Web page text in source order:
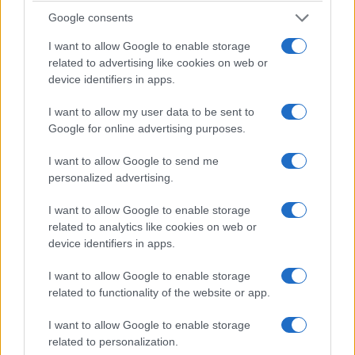
Google consents
I want to allow Google to enable storage
related to advertising like cookies on web or
device identifiers in apps.
I want to allow my user data to be sent to
Google for online advertising purposes.
I want to allow Google to send me
personalized advertising.
I want to allow Google to enable storage
related to analytics like cookies on web or
device identifiers in apps.
I want to allow Google to enable storage
related to functionality of the website or app.
I want to allow Google to enable storage
related to personalization.
Forse è proprio questa l’occasione che resta
ancora da cogliere.Fare della Corte non un
ostacolo all’amministrazione, ma una
moderna infrastruttura della buona
amministrazione: più veloce nei giudizi, più forte
nell’analisi dei dati, più chiara nel distinguere
l’errore dall’illecito e più comprensibile persino ai